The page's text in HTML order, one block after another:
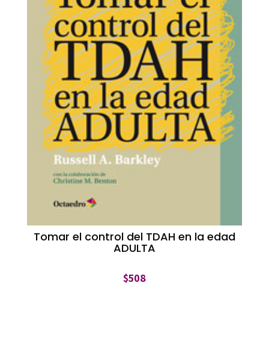
Tomar el control del TDAH en la edad
ADULTA
$508